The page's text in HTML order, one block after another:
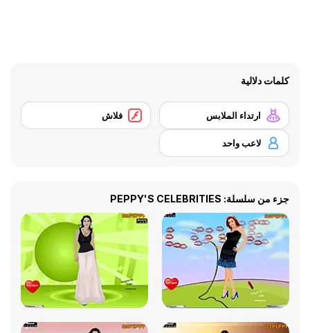
كلمات دلالية
ارتداء الملابس فلاش
لاعب واحد
جزء من سلسلة: PEPPY'S CELEBRITIES